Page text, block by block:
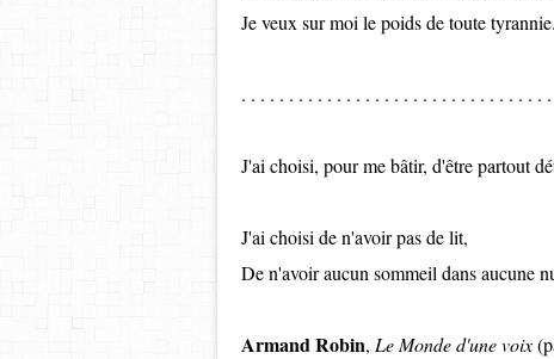
Je veux sur moi le poids de toute tyrannie.
. . . . . . . . . . . . . . . . . . . . . . . . . . . . . . . .
J'ai choisi, pour me bâtir, d'être partout
J'ai choisi de n'avoir pas de lit,
De n'avoir aucun sommeil dans aucune
Armand Robin, Le Monde d'une voix